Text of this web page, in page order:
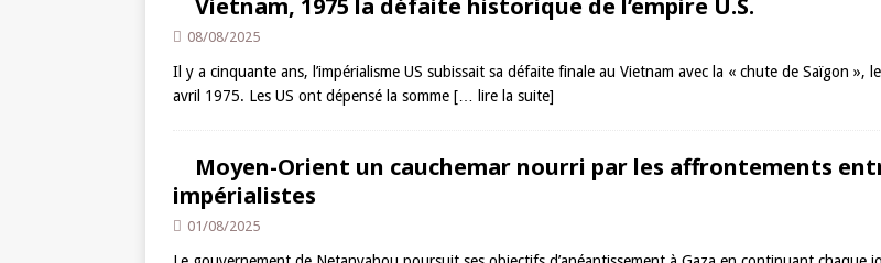
Vietnam, 1975 la défaite historique de l’empire U.S.
08/08/2025
Il y a cinquante ans, l’impérialisme US subissait sa défaite finale au Vietnam avec la « chute de Saïgon »,
avril 1975. Les US ont dépensé la somme [… lire la suite]
Moyen-Orient un cauchemar nourri par les affrontements
impérialistes
01/08/2025